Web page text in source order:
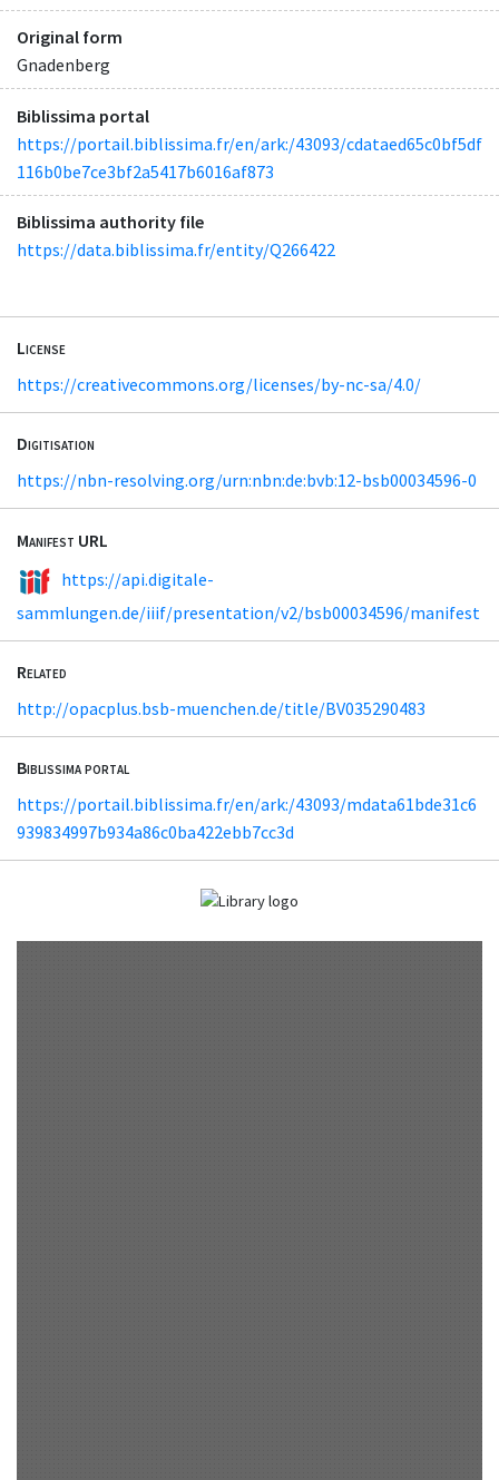
Original form
Gnadenberg
Biblissima portal
https://portail.biblissima.fr/en/ark:/43093/cdataed65c0bf5df
116b0be7ce3bf2a5417b6016af873
Biblissima authority file
https://data.biblissima.fr/entity/Q266422
License
https://creativecommons.org/licenses/by-nc-sa/4.0/
Digitisation
https://nbn-resolving.org/urn:nbn:de:bvb:12-bsb00034596-0
Manifest URL
https://api.digitale-
sammlungen.de/iiif/presentation/v2/bsb00034596/manifest
Related
http://opacplus.bsb-muenchen.de/title/BV035290483
Biblissima portal
https://portail.biblissima.fr/en/ark:/43093/mdata61bde31c6
939834997b934a86c0ba422ebb7cc3d